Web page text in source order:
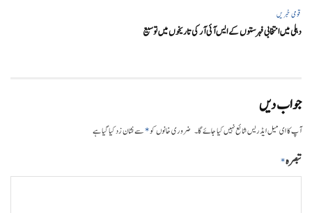
قومی خبریں
دہلی میں انتخابی فہرستوں کے ایس آئی آر کی تاریخوں میں توسیع
جواب دیں
آپ کا ای میل ایڈریس شائع نہیں کیا جائے گا۔ ضروری خانوں کو*سے نشان زد کیا گیا ہے
تبصرہ*